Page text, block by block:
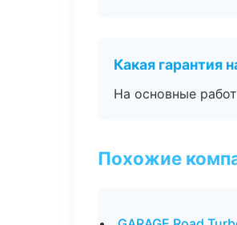
Какая гарантия
На основные
Похожие